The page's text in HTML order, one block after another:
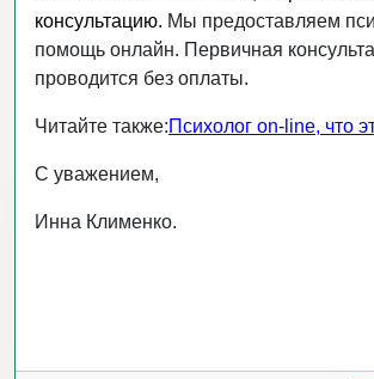
консультацию. Мы предоставляем
помощь онлайн. Первичная
проводится без оплаты.
Читайте также:Психолог on-line, что
С уважением,
Инна Клименко.